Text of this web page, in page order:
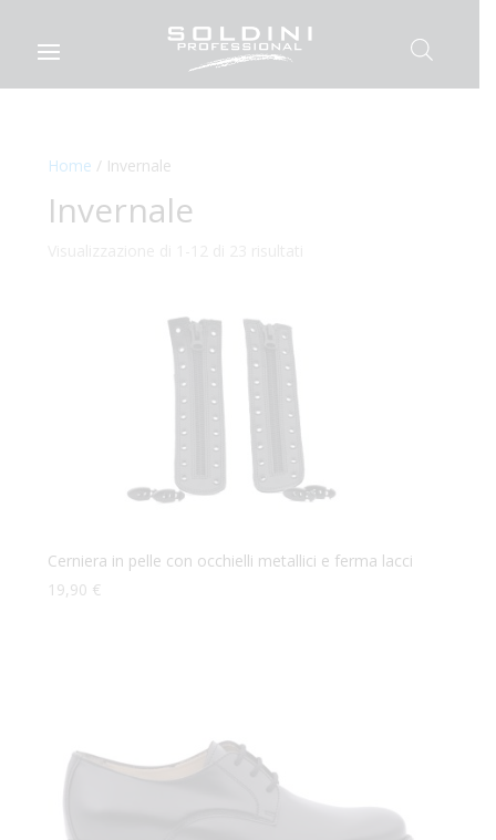
Home / Invernale
Invernale
Cerniera in pelle con occhielli metallici e ferma lacci
19,90 €